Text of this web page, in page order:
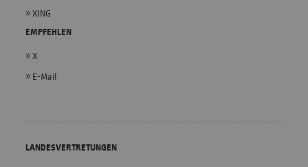
XING
EMPFEHLEN
X
E-Mail
LANDESVERTRETUNGEN